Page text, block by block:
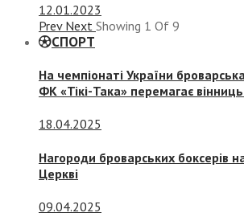
12.01.2023
Prev Next Showing 1 Of 9
СПОРТ
На чемпіонаті України
ФК «Тікі-Така» перемагає
18.04.2025
Нагороди броварських боксерів
Церкві
09.04.2025